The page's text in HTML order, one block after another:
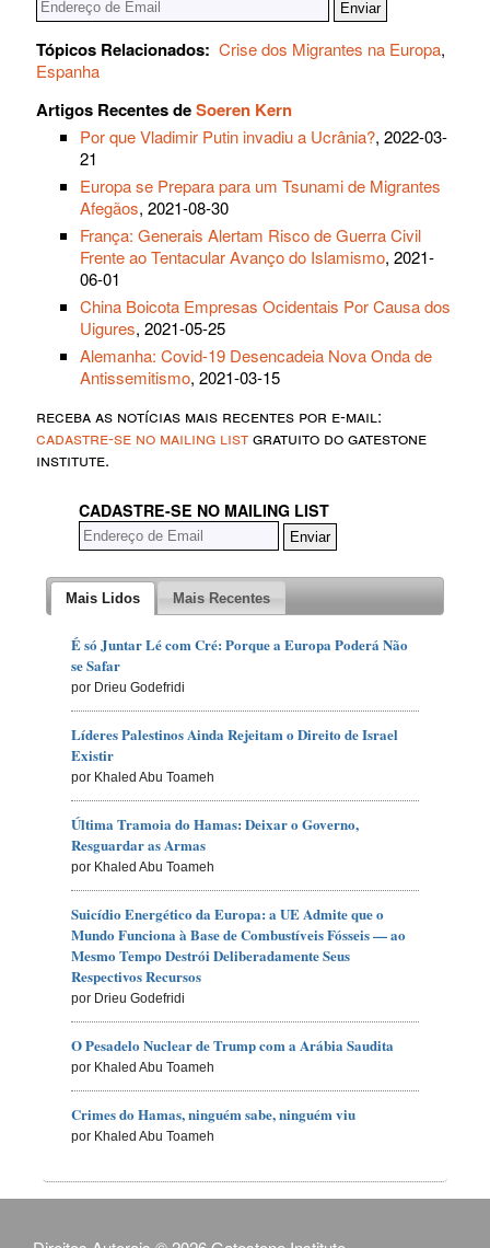
Tópicos Relacionados: Crise dos Migrantes na Europa,
Espanha
Artigos Recentes deSoeren Kern
Por que Vladimir Putin invadiu a Ucrânia?, 2022-03-
21
Europa se Prepara para um Tsunami de Migrantes
Afegãos, 2021-08-30
França: Generais Alertam Risco de Guerra Civil
Frente ao Tentacular Avanço do Islamismo, 2021-
06-01
China Boicota Empresas Ocidentais Por Causa dos
Uigures, 2021-05-25
Alemanha: Covid-19 Desencadeia Nova Onda de
Antissemitismo, 2021-03-15
receba as notícias mais recentes por e-mail:
cadastre-se no mailing listgratuito do gatestone
institute.
CADASTRE-SE NO MAILING LIST
Mais Lidos Mais Recentes
É só Juntar Lé com Cré: Porque a Europa Poderá Não
se Safar
por Drieu Godefridi
Líderes Palestinos Ainda Rejeitam o Direito de Israel
Existir
por Khaled Abu Toameh
Última Tramoia do Hamas: Deixar o Governo,
Resguardar as Armas
por Khaled Abu Toameh
Suicídio Energético da Europa: a UE Admite que o
Mundo Funciona à Base de Combustíveis Fósseis — ao
Mesmo Tempo Destrói Deliberadamente Seus
Respectivos Recursos
por Drieu Godefridi
O Pesadelo Nuclear de Trump com a Arábia Saudita
por Khaled Abu Toameh
Crimes do Hamas, ninguém sabe, ninguém viu
por Khaled Abu Toameh